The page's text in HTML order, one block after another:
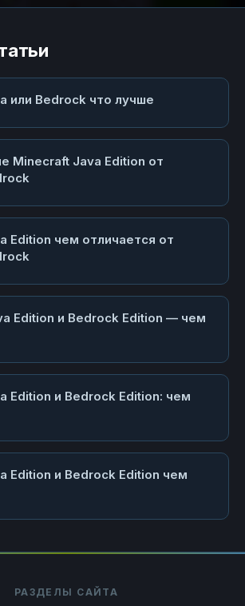
или Bedrock что лучше
Minecraft Java Edition от
Edition чем отличается от
Edition и Bedrock Edition — чем
Edition и Bedrock Edition: чем
Edition и Bedrock Edition чем
РАЗДЕЛЫ САЙТА